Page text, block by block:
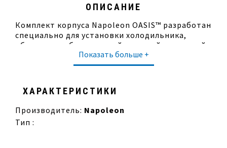
ОПИСАНИЕ
Комплект корпуса Napoleon OASIS™ разработан
специально для установки холодильника,
обеспечивая безупречный внешний вид вашей
устанавливается между модульными
тумбами;
корпус из оцинкованной стали отличается
повышенной прочностью благодаря
Показать больше +
ХАРАКТЕРИСТИКИ
Производитель: Napoleon
Тип :